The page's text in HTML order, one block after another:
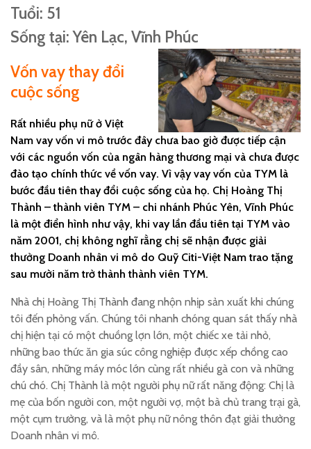
Tuổi: 51
Sống tại: Yên Lạc, Vĩnh Phúc
Vốn vay thay đổi
cuộc sống
Rất nhiều phụ nữ ở Việt
Nam vay vốn vi mô trước đây chưa bao giờ được tiếp cận
với các nguồn vốn của ngân hàng thương mại và chưa được
đào tạo chính thức về vốn vay. Vì vậy vay vốn của TYM là
bước đầu tiên thay đổi cuộc sống của họ. Chị Hoàng Thị
Thành – thành viên TYM – chi nhánh Phúc Yên, Vĩnh Phúc
là một điển hình như vậy, khi vay lần đầu tiên tại TYM vào
năm 2001, chị không nghĩ rằng chị sẽ nhận được giải
thưởng Doanh nhân vi mô do Quỹ Citi-Việt Nam trao tặng
sau mười năm trở thành thành viên TYM.
Nhà chị Hoàng Thị Thành đang nhộn nhịp sản xuất khi chúng
tôi đến phỏng vấn. Chúng tôi nhanh chóng quan sát thấy nhà
chị hiện tại có một chuồng lợn lớn, một chiếc xe tải nhỏ,
những bao thức ăn gia súc công nghiệp được xếp chồng cao
đầy sân, những máy móc lớn cùng rất nhiều gà con và những
chú chó. Chị Thành là một người phụ nữ rất năng động: Chị là
mẹ của bốn người con, một người vợ, một bà chủ trang trại gà,
một cụm trưởng, và là một phụ nữ nông thôn đạt giải thưởng
Doanh nhân vi mô.